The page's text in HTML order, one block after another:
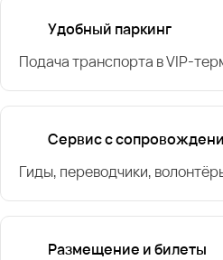
Удобный паркинг
Подача транспорта в VIP-
Сервис с
Гиды, переводчики,
Размещение и билеты